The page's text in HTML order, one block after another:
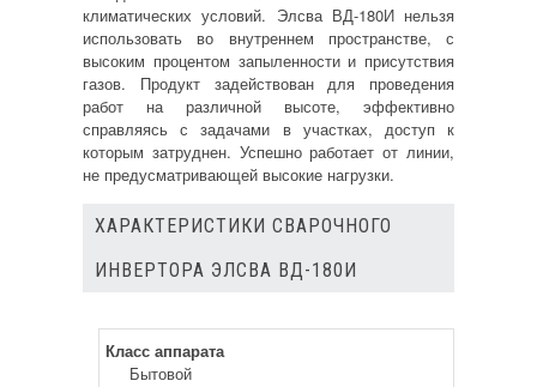
климатических условий. Элсва ВД-180И нельзя
использовать во внутреннем пространстве, с
высоким процентом запыленности и присутствия
газов. Продукт задействован для проведения
работ на различной высоте, эффективно
справляясь с задачами в участках, доступ к
которым затруднен. Успешно работает от линии,
не предусматривающей высокие нагрузки.
ХАРАКТЕРИСТИКИ СВАРОЧНОГО
ИНВЕРТОРА ЭЛСВА ВД-180И
Класс аппарата
Бытовой